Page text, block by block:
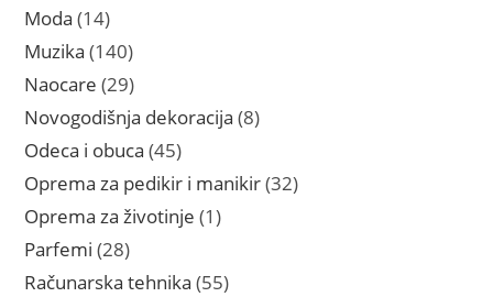
Moda 1414
proizvoda
Muzika 140140
proizvoda
Naocare 2929
proizvoda
Novogodišnja dekoracija 88
Odeca i obuca 4545
proizvoda
Oprema za pedikir i manikir 3232
Oprema za životinje 11
Parfemi 2828
proizvoda
Računarska tehnika 5555